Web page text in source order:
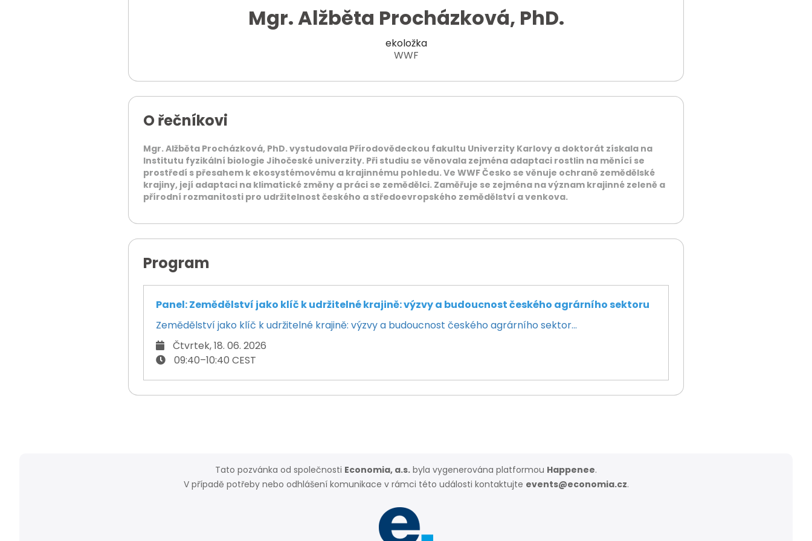
Mgr. Alžběta Procházková, PhD.
ekoložka
WWF
O řečníkovi
Mgr. Alžběta Procházková, PhD. vystudovala Přírodovědeckou fakultu Univerzity Karlovy a doktorát získala na
Institutu fyzikální biologie Jihočeské univerzity. Při studiu se věnovala zejména adaptaci rostlin na měnící se
prostředí s přesahem k ekosystémovému a krajinnému pohledu. Ve WWF Česko se věnuje ochraně zemědělské
krajiny, její adaptaci na klimatické změny a práci se zemědělci. Zaměřuje se zejména na význam krajinné zeleně a
přírodní rozmanitosti pro udržitelnost českého a středoevropského zemědělství a venkova.
Program
Panel: Zemědělství jako klíč k udržitelné krajině: výzvy a budoucnost českého agrárního sektoru
Zemědělství jako klíč k udržitelné krajině: výzvy a budoucnost českého agrárního sektor...
Čtvrtek, 18. 06. 2026
09:40–10:40 CEST
Tato pozvánka od společnosti Economia, a.s. byla vygenerována platformou Happenee.
V případě potřeby nebo odhlášení komunikace v rámci této události kontaktujte events@economia.cz.